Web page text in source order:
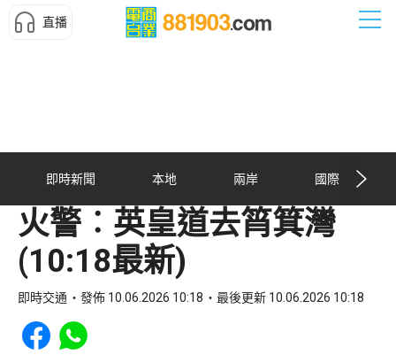
直播
即時新聞 本地 兩岸 國際
火警︰英皇道去筲箕灣
(10:18最新)
即時交通 發佈 10.06.2026 10:18 最後更新 10.06.2026 10:18
Share to Facebook
Share to WhatsApp